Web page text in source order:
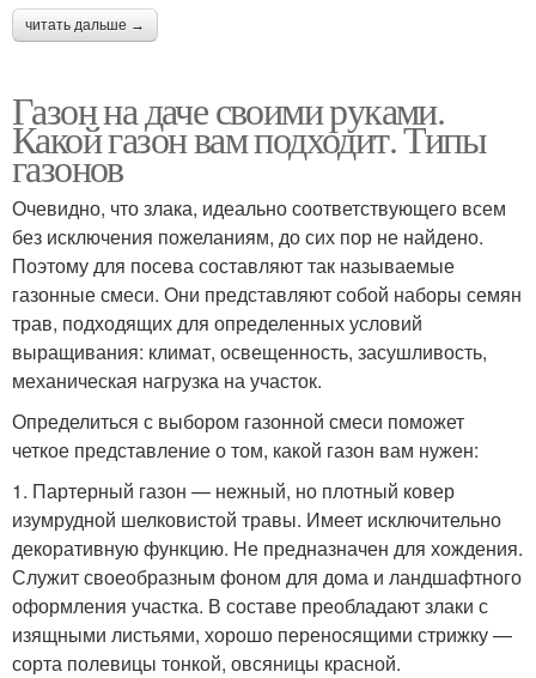
читать дальше →
Газон на даче своими руками.
Какой газон вам подходит. Типы
газонов
Очевидно, что злака, идеально соответствующего всем
без исключения пожеланиям, до сих пор не найдено.
Поэтому для посева составляют так называемые
газонные смеси. Они представляют собой наборы семян
трав, подходящих для определенных условий
выращивания: климат, освещенность, засушливость,
механическая нагрузка на участок.
Определиться с выбором газонной смеси поможет
четкое представление о том, какой газон вам нужен:
1. Партерный газон — нежный, но плотный ковер
изумрудной шелковистой травы. Имеет исключительно
декоративную функцию. Не предназначен для хождения.
Служит своеобразным фоном для дома и ландшафтного
оформления участка. В составе преобладают злаки с
изящными листьями, хорошо переносящими стрижку —
сорта полевицы тонкой, овсяницы красной.